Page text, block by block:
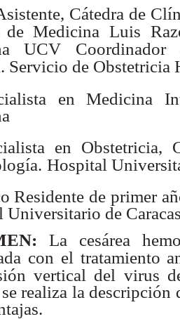
Cátedra de
de Medicina Luis
UCV
Servicio de
en Medicina
en Obstetricia,
Hospital
Residente de primer
Universitario de
La cesárea
con el tratamiento
vertical del virus
realiza la descripción